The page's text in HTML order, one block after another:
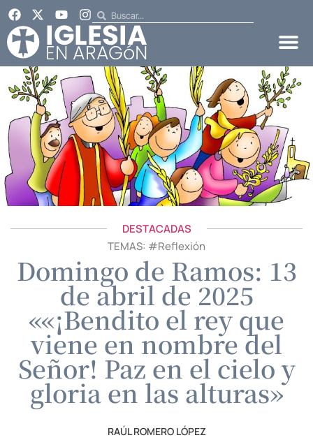
DESTACADAS
TEMAS: #Reflexión
Domingo de Ramos: 13
de abril de 2025
««¡Bendito el rey que
viene en nombre del
Señor! Paz en el cielo y
gloria en las alturas»
RAÚL ROMERO LÓPEZ